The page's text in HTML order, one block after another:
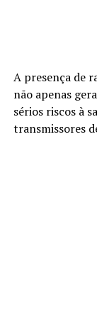
A presença de
não apenas
sérios riscos à
transmissores